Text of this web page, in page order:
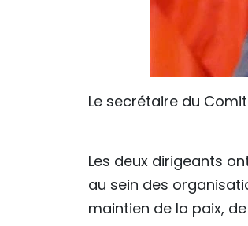
Le secrétaire du
Les deux dirigeants
au sein des
maintien de la paix,